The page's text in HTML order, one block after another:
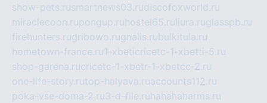
show-pets.rusmartnews03.rudiscofoxworld.ru
miraclecoon.rupongup.ru hostel65.ru liura.ruglasspb.ru
firehunters.rugribowo.rugnalis.rubulkitula.ru
hometown-france.ru1-xbeticricetc-1-xbetti-5.ru
shop-garena.rucricetc-1-xbetr-1-xbetcc-2.ru
one-life-story.rutop-halyava.ruaccounts112.ru
poka-vse-doma-2.ru3-d-file.ru hahahaharms.ru